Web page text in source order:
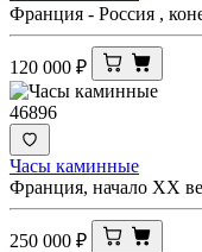
Франция - Россия ,
120 000 ₽
46896
Часы каминные
Франция, начало XX
250 000 ₽